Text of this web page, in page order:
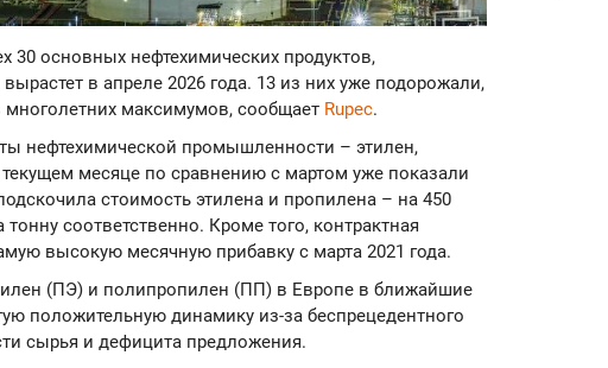
30 основных нефтехимических продуктов,
в апреле 2026 года. 13 из них уже подорожали,
многолетних максимумов, сообщает Rupec.
нефтехимической промышленности – этилен,
месяце по сравнению с мартом уже показали
стоимость этилена и пропилена – на 450
тонну соответственно. Кроме того, контрактная
высокую месячную прибавку с марта 2021 года.
(ПЭ) и полипропилен (ПП) в Европе в ближайшие
положительную динамику из-за беспрецедентного
сырья и дефицита предложения.